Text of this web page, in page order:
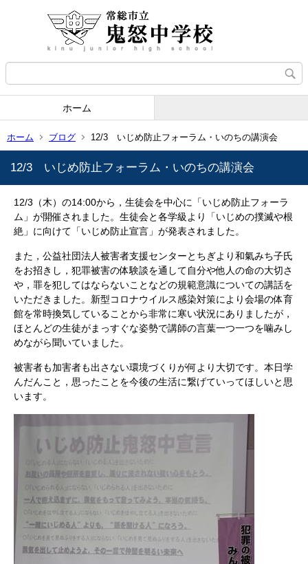
ホーム
ホーム ブログ 12/3 いじめ防止フォーラム・いのちの講演会
12/3 いじめ防止フォーラム・いのちの講演会
12/3（木）の14:00から，生徒会を中心に「いじめ防止フォーラ
ム」が開催されました。生徒会と各学級より「いじめの撲滅や根
絶」に向けて「いじめ防止宣言」が発表されました。
また，公益社団法人被害者支援センターとちぎより和氣みち子氏
をお招きし，犯罪被害の体験談を通して自分や他人の命の大切さ
や，罪を犯してはならないことなどの規範意識についての講話を
いただきました。新型コロナウイルス感染対策により会場の体育
館を常時換気していることから非常に寒い状況にありましたが，
ほとんどの生徒がまっすぐな姿勢で講師の言葉一つ一つを噛みし
めながら聞いていました。
被害者も加害者も出さない環境づくりが何より大切です。本日学
んだんこと，思ったことを今後の生活に繋げていってほしいと思
います。